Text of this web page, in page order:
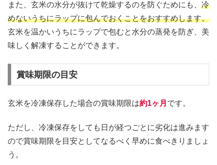
また、玄米の水分が抜けて乾燥するのを防ぐためにも、 冷
めないうちにラップに包んでおくことをおすすめします。
玄米を温かいうちにラップで包むと水分の蒸発を防ぎ、美
味しく解凍することができます。
賞味期限の目安
玄米を冷凍保存した場合の賞味期限は約1ヶ月 です。
ただし、冷凍保存をしても日が経つごとに劣化は進みます
ので賞味期限を目安としてなるべく早めに食べきりましょ
う。